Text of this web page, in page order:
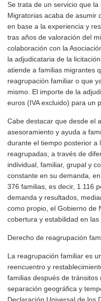
Se trata de un servicio que
Migratorias acaba de asumir
en base a la experiencia y
tras años de valoración del
colaboración con la
la adjudicataria de la
atiende a familias migrantes
reagrupación familiar o que
mismo. El importe de la
euros (IVA excluido) para un
Cabe destacar que desde el
asesoramiento y ayuda a
durante el tiempo posterior a
reagrupadas, a través de
individual, familiar, grupal y
constante en su demanda,
376 familias, es decir, 1.116
demanda y resultados,
como propio, el Gobierno de
cobertura y estabilidad en las
Derecho de reagrupación
La reagrupación familiar es
reencuentro y
familias después de
separación geográfica y